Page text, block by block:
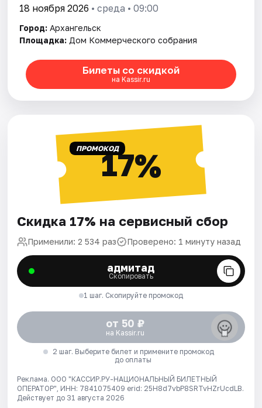
18 ноября 2026 • среда • 09:00
Город: Архангельск
Площадка: Дом Коммерческого собрания
Билеты со скидкой
на Kassir.ru
ПРОМОКОД17%
Скидка 17% на сервисный сбор
Применили: 2 534 раз Проверено: 1 минуту назад
адмитад
Скопировать
1 шаг. Скопируйте промокод
от 50 ₽
на Kassir.ru
2 шаг. Выберите билет и примените промокод
до оплаты
Реклама. ООО "КАССИР.РУ-НАЦИОНАЛЬНЫЙ БИЛЕТНЫЙ
ОПЕРАТОР", ИНН: 7841075409 erid: 25H8d7vbP8SRTvHZrUcdLB.
Действует до 31 августа 2026